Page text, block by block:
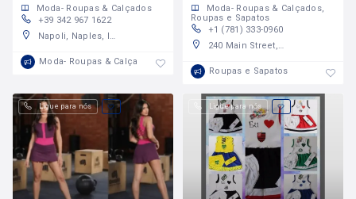
Moda- Roupas & Calçados
+39 342 967 1622
Napoli, Naples, Italy
Moda- Roupas & Calçados
Moda- Roupas & Calçados
Roupas e Sapatos
+1 (781) 333-0960
240 Main Street, Malden, Massachusetts 02148, United States
Roupas e Sapatos
Ligue para nós Ligue para nós